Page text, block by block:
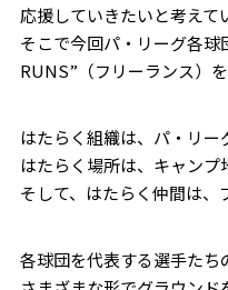
応援していきたいと考えて
そこで今回パ・リーグ各球
RUNS”（フリーランス）を
はたらく組織は、パ・リー
はたらく場所は、キャンプ
そして、はたらく仲間は、
各球団を代表する選手た